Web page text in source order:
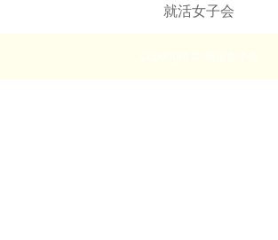
就活女子会